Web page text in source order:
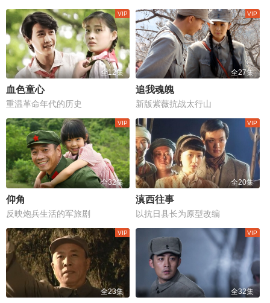
全12集
血色童心
重温革命年代的历史
全27集
追我魂魄
新版紫薇抗战太行山
全32集
仰角
反映炮兵生活的军旅剧
全20集
滇西往事
以抗日县长为原型改编
全23集 全32集